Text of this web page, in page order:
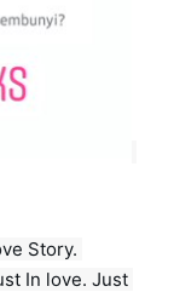
Story.
In love. Just